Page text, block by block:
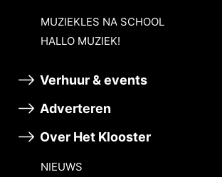
MUZIEKLES NA SCHOOL
HALLO MUZIEK!
Verhuur & events
Adverteren
Over Het Klooster
NIEUWS